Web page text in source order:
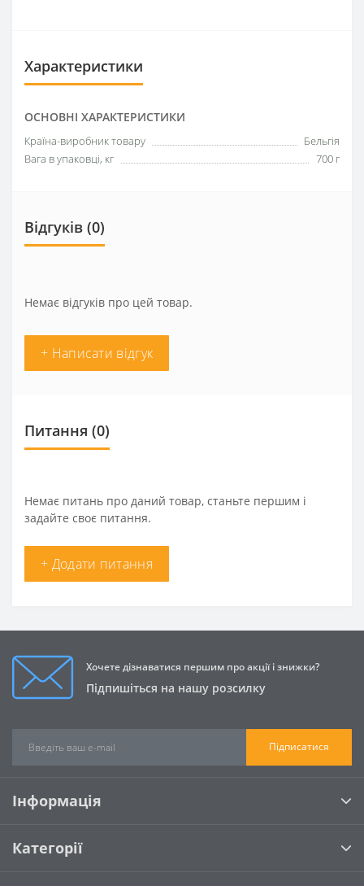
Характеристики
ОСНОВНІ ХАРАКТЕРИСТИКИ
Країна-виробник товару
Бельгія
Вага в упаковці, кг
700 г
Відгуків (0)
Немає відгуків про цей товар.
+ Написати відгук
Питання (0)
Немає питань про даний товар, станьте першим і
задайте своє питання.
+ Додати питання
Хочете дізнаватися першим про акції і знижки?
Підпишіться на нашу розсилку
Підписатися
Інформація
Категорії